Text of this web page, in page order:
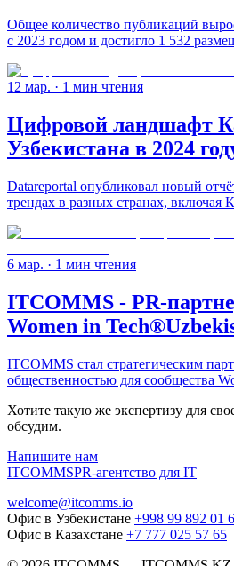
Общее количество публикаций
с 2023 годом и достигло 1 532
12 мар. · 1 мин чтения
Цифровой ландшафт
Узбекистана в 2024
Datareportal опубликовал новый
трендах в разных странах, включая
6 мар. · 1 мин чтения
ITCOMMS - PR-
Women in
ITCOMMS стал стратегическим
общественностью для сообщества
Хотите такую же экспертизу для
обсудим.
Напишите нам
ITCOMMSPR-агентство для IT
welcome@itcomms.io
Офис в Узбекистане +998 99 892 01
Офис в Казахстане +7 777 025 57 65